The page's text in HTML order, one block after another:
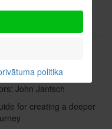
John Jantsch
for creating a deeper
politika